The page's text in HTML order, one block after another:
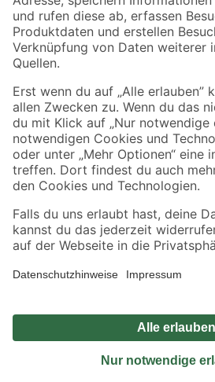
Zahlungsarten
Sicher einkaufen
Jetzt die toom-App herunterladen
Alle Preisangaben in EUR inkl. gesetzl. MwSt.. Die
Umständen nicht in allen Märkten verfügbar. Die
Produkte nur solange der Vorrat reicht.
*Paketversand ab 59 € versandkostenfrei, gilt nicht für
Privatsphäre Impressum
Nutzungsbedingungen
Widerrufsrecht